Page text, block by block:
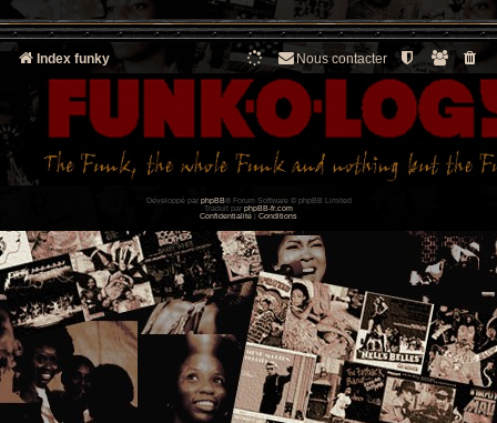
Index funky Nous contacter
Développé par phpBB® Forum Software © phpBB Limited
Traduit par phpBB-fr.com
Confidentialité | Conditions